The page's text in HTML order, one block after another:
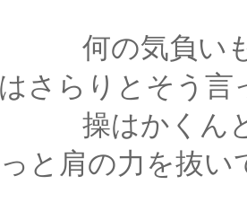
いもなく、
さらりとそう言
んと口を
と肩の力を抜い